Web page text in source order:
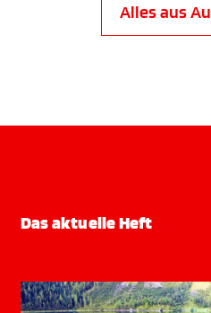
Alles aus
Das aktuelle Heft